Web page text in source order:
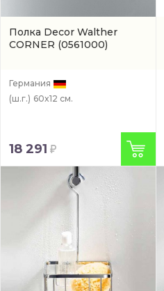
Полка Decor Walther
CORNER (0561000)
Германия
(ш.г.) 60x12 см.
18 291